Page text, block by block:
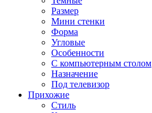
Размер
Мини стенки
Форма
Угловые
Особенности
С компьютерным столом
Назначение
Под телевизор
Прихожие
Стиль